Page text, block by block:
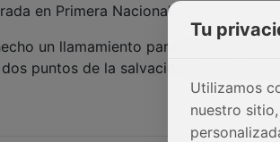
en Primera Nacional.
un llamamiento para que la familia
puntos de la salvación cuando
Tu
Utilizamos
nuestro